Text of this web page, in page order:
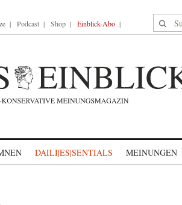
Podcast Shop Einblick-Abo Suche
DAILI|ES|SENTIALS MEINUNGEN